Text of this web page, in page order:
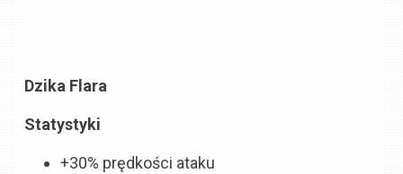
Dzika Flara
Statystyki
+30% prędkości ataku